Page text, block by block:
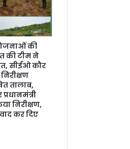
की
की टीम ने
सीईओ कौर
तालाब,
निरीक्षण,
कर दिए